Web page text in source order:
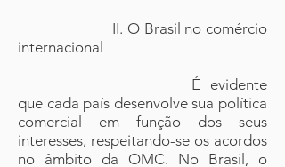
II. O Brasil no comércio
internacional
É evidente
que cada país desenvolve sua política
comercial em função dos seus
interesses, respeitando-se os acordos
no âmbito da OMC. No Brasil, o